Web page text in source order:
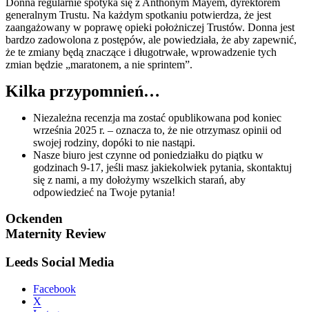
generalnym Trustu. Na każdym spotkaniu potwierdza, że jest
zaangażowany w poprawę opieki położniczej Trustów. Donna jest
bardzo zadowolona z postępów, ale powiedziała, że aby zapewnić,
że te zmiany będą znaczące i długotrwałe, wprowadzenie tych
zmian będzie „maratonem, a nie sprintem”.
Kilka przypomnień…
Niezależna recenzja ma zostać opublikowana pod koniec
września 2025 r. – oznacza to, że nie otrzymasz opinii od
swojej rodziny, dopóki to nie nastąpi.
Nasze biuro jest czynne od poniedziałku do piątku w
godzinach 9-17, jeśli masz jakiekolwiek pytania, skontaktuj
się z nami, a my dołożymy wszelkich starań, aby
odpowiedzieć na Twoje pytania!
Ockenden
Maternity Review
Leeds Social Media
Facebook
X